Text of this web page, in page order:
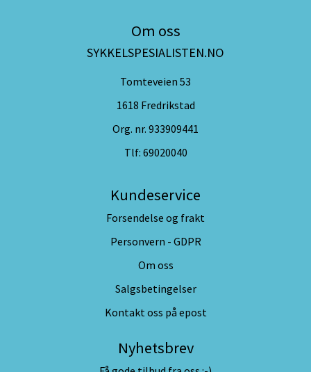
Om oss
SYKKELSPESIALISTEN.NO
Tomteveien 53
1618 Fredrikstad
Org. nr. 933909441
Tlf: 69020040
Kundeservice
Forsendelse og frakt
Personvern - GDPR
Om oss
Salgsbetingelser
Kontakt oss på epost
Nyhetsbrev